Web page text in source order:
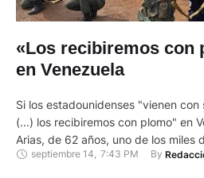
«Los recibiremos con
en Venezuela
Si los estadounidenses "vienen
(...) los recibiremos con plomo" en
Arias, de 62 años, uno de los miles
respondieron al llamado del
septiembre 14, 7:43 PM By